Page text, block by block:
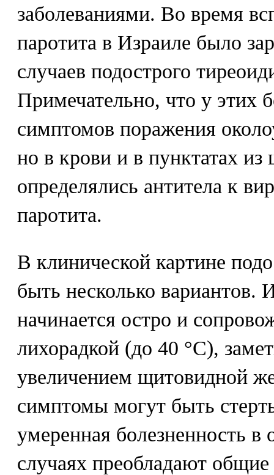
заболеваниями. Во время
паротита в Израиле было
случаев подострого
Примечательно, что у этих
симптомов поражения
но в крови и в пунктатах
определялись антитела к
паротита.
В клинической картине
быть несколько вариантов.
начинается остро и
лихорадкой (до 40 °С),
увеличением щитовидной
симптомы могут быть
умеренная болезненность
случаях преобладают